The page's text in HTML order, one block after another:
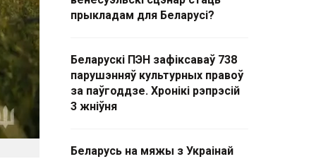
прыкладам для Беларусі?
Беларускі ПЭН зафіксаваў 738
парушэнняў культурных правоў
за паўгоддзе. Хронікі рэпрэсій
3 жніўня
Беларусь на мяжы з Украінай